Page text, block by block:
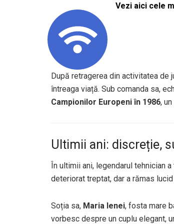
Vezi aici cele
După retragerea din activitatea de
întreaga viață. Sub comanda sa,
Campionilor Europeni în 1986,
Ultimii ani: discreție,
În ultimii ani, legendarul tehnician
deteriorat treptat, dar a rămas
Soția sa, Maria Ienei, fosta mare
vorbesc despre un cuplu elegant,